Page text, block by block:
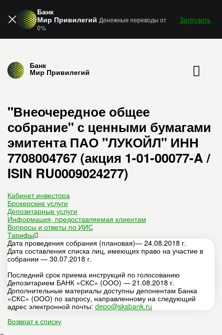
Банк
Мир Привилегий Денежные переводы от
0%
Загрузить
Банк
Мир Привилегий
"Внеочередное общее
собрание" с ценными бумагами
эмитента ПАО "ЛУКОЙЛ" ИНН
7708004767 (акция 1-01-00077-A /
ISIN RU0009024277)
Кабинет инвестора
Брокерские услуги
Депозитарные услуги
Информация, предоставляемая клиентам
Вопросы и ответы по ИИС
Тарифы
Дата проведения собрания (плановая)— 24.08.2018 г.
Дата составления списка лиц, имеющих право на участие в
собрании — 30.07.2018 г.
Последний срок приема инструкций по голосованию
Депозитарием БАНК «СКС» (ООО) — 21.08.2018 г.
Дополнительные материалы доступны депонентам Банка
«СКС» (ООО) по запросу, направленному на следующий
адрес электронной почты: depo@sksbank.ru
Возврат к списку